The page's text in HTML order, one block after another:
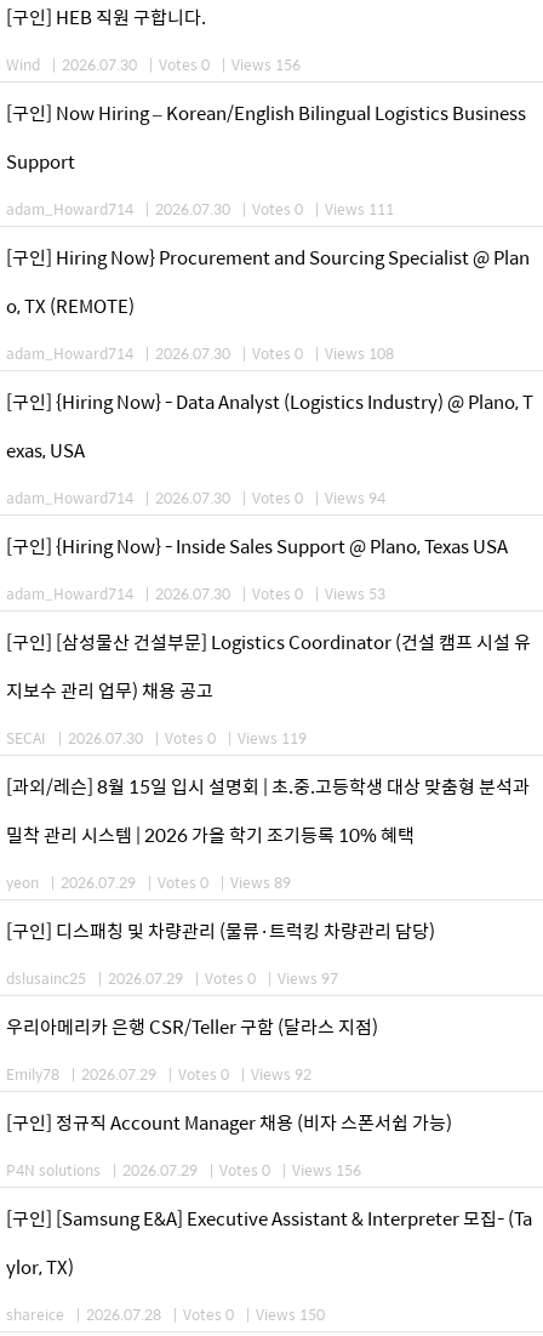
[구인] HEB 직원 구합니다.
Wind | 2026.07.30 | Votes 0 | Views 156
[구인] Now Hiring – Korean/English Bilingual Logistics Business
Support
adam_Howard714 | 2026.07.30 | Votes 0 | Views 111
[구인] Hiring Now} Procurement and Sourcing Specialist @ Plan
o, TX (REMOTE)
adam_Howard714 | 2026.07.30 | Votes 0 | Views 108
[구인] {Hiring Now} - Data Analyst (Logistics Industry) @ Plano, T
exas, USA
adam_Howard714 | 2026.07.30 | Votes 0 | Views 94
[구인] {Hiring Now} - Inside Sales Support @ Plano, Texas USA
adam_Howard714 | 2026.07.30 | Votes 0 | Views 53
[구인] [삼성물산 건설부문] Logistics Coordinator (건설 캠프 시설 유
지보수 관리 업무) 채용 공고
SECAI | 2026.07.30 | Votes 0 | Views 119
[과외/레슨] 8월 15일 입시 설명회 | 초.중.고등학생 대상 맞춤형 분석과
밀착 관리 시스템 | 2026 가을 학기 조기등록 10% 혜택
yeon | 2026.07.29 | Votes 0 | Views 89
[구인] 디스패칭 및 차량관리 (물류·트럭킹 차량관리 담당)
dslusainc25 | 2026.07.29 | Votes 0 | Views 97
우리아메리카 은행 CSR/Teller 구함 (달라스 지점)
Emily78 | 2026.07.29 | Votes 0 | Views 92
[구인] 정규직 Account Manager 채용 (비자 스폰서쉽 가능)
P4N solutions | 2026.07.29 | Votes 0 | Views 156
[구인] [Samsung E&A] Executive Assistant & Interpreter 모집- (Ta
ylor, TX)
shareice | 2026.07.28 | Votes 0 | Views 150